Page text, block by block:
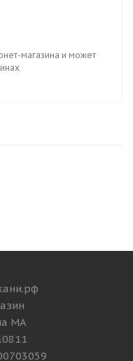
магазина и может
МА